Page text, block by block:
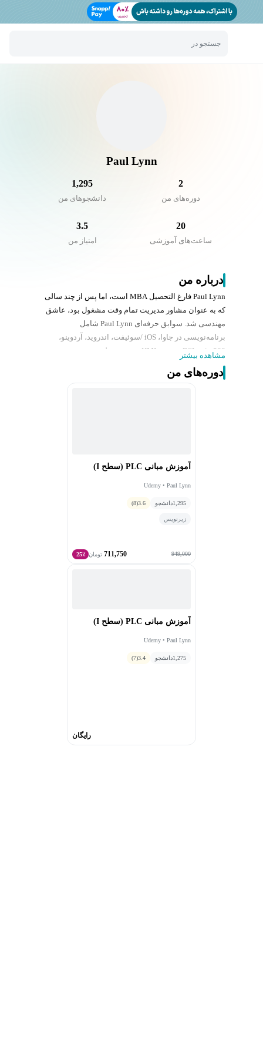
جستجو در
Paul Lynn
2
دوره‌های من
1,295
دانشجو‌های من
20
ساعت‌های آموزشی
3.5
امتیاز من
درباره من
Paul Lynn فارغ التحصیل MBA است، اما پس از چند سالی
که به عنوان مشاور مدیریت تمام وقت مشغول بود، عاشق
مهندسی شد. سوابق حرفه‌ای Paul Lynn شامل
برنامه‌نویسی در جاوا، iOS /سوئیفت، اندروید، آردوینو،
RSLogix 500، توسعه HMI در چندین پلتفرم، مهندسی
AutoCAD، مشاوره مدیریت، عیب‌یابی، تعمیر الکترومکانیکی
مشاهده بیشتر
دوره‌های من
آموزش مبانی PLC (سطح I)
Udemy • Paul Lynn
1,295دانشجو 3.6
(8)
زیرنویس
949,000
711,750 تومان 25٪
آموزش مبانی PLC (سطح I)
Udemy • Paul Lynn
1,275دانشجو 3.4
(7)
رایگان